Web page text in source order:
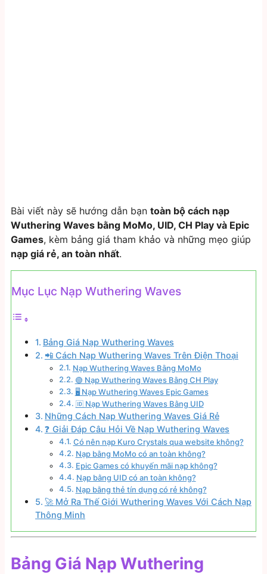
Bài viết này sẽ hướng dẫn bạn toàn bộ cách nạp
Wuthering Waves bằng MoMo, UID, CH Play và Epic
Games, kèm bảng giá tham khảo và những mẹo giúp
nạp giá rẻ, an toàn nhất.
Mục Lục Nạp Wuthering Waves
Bảng Giá Nạp Wuthering Waves
📲 Cách Nạp Wuthering Waves Trên Điện Thoại
Nạp Wuthering Waves Bằng MoMo
🟢 Nạp Wuthering Waves Bằng CH Play
🖥️ Nạp Wuthering Waves Epic Games
🆔 Nạp Wuthering Waves Bằng UID
Những Cách Nạp Wuthering Waves Giá Rẻ
❓ Giải Đáp Câu Hỏi Về Nạp Wuthering Waves
Có nên nạp Kuro Crystals qua website không?
Nạp bằng MoMo có an toàn không?
Epic Games có khuyến mãi nạp không?
Nạp bằng UID có an toàn không?
Nạp bằng thẻ tín dụng có rẻ không?
🚀 Mở Ra Thế Giới Wuthering Waves Với Cách Nạp
Thông Minh
Bảng Giá Nạp Wuthering